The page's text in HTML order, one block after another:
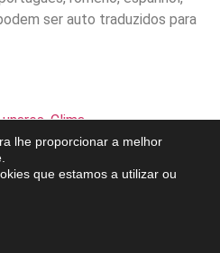
ser auto traduzidos para
,Clima
lhe proporcionar a melhor
que estamos a utilizar ou